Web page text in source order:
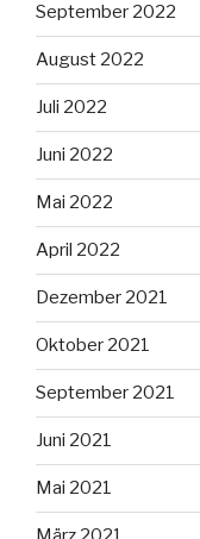
September 2022
August 2022
Juli 2022
Juni 2022
Mai 2022
April 2022
Dezember 2021
Oktober 2021
September 2021
Juni 2021
Mai 2021